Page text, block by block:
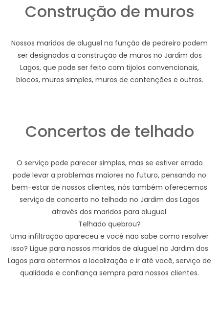
Construção de muros
Nossos maridos de aluguel na função de pedreiro podem
ser designados a construção de muros no Jardim dos
Lagos, que pode ser feito com tijolos convencionais,
blocos, muros simples, muros de contenções e outros.
Concertos de telhado
O serviço pode parecer simples, mas se estiver errado
pode levar a problemas maiores no futuro, pensando no
bem-estar de nossos clientes, nós também oferecemos
serviço de concerto no telhado no Jardim dos Lagos
através dos maridos para aluguel.
Telhado quebrou?
Uma infiltração apareceu e você não sabe como resolver
isso? Ligue para nossos maridos de aluguel no Jardim dos
Lagos para obtermos a localização e ir até você, serviço de
qualidade e confiança sempre para nossos clientes.